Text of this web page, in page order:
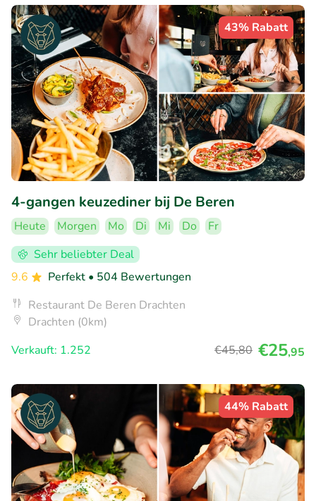
43% Rabatt
4-gangen keuzediner bij De Beren
Heute Morgen Mo Di Mi Do
Fr
Sehr beliebter Deal
9.6
Perfekt • 504 Bewertungen
Restaurant De Beren Drachten
Drachten (0km)
Verkauft: 1.252
€45,80 €25,95
44% Rabatt